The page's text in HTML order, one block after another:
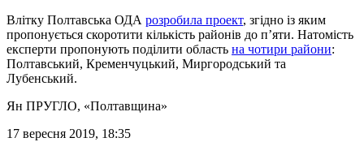
Влітку Полтавська ОДА розробила проект, згідно із яким
пропонується скоротити кількість районів до п’яти. Натомість
експерти пропонують поділити область на чотири райони:
Полтавський, Кременчуцький, Миргородський та
Лубенський.
Ян ПРУГЛО, «Полтавщина»
17 вересня 2019, 18:35